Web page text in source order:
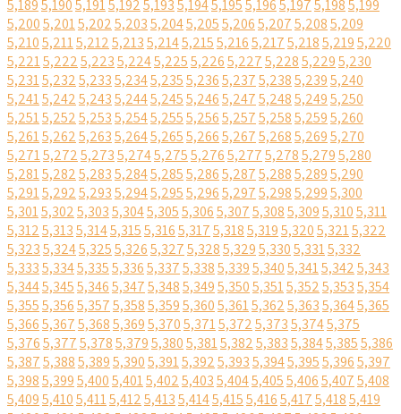
5,1895,1905,1915,1925,1935,1945,1955,1965,1975,1985,199
5,2005,2015,2025,2035,2045,2055,2065,2075,2085,209
5,2105,2115,2125,2135,2145,2155,2165,2175,2185,2195,220
5,2215,2225,2235,2245,2255,2265,2275,2285,2295,230
5,2315,2325,2335,2345,2355,2365,2375,2385,2395,240
5,2415,2425,2435,2445,2455,2465,2475,2485,2495,250
5,2515,2525,2535,2545,2555,2565,2575,2585,2595,260
5,2615,2625,2635,2645,2655,2665,2675,2685,2695,270
5,2715,2725,2735,2745,2755,2765,2775,2785,2795,280
5,2815,2825,2835,2845,2855,2865,2875,2885,2895,290
5,2915,2925,2935,2945,2955,2965,2975,2985,2995,300
5,3015,3025,3035,3045,3055,3065,3075,3085,3095,3105,311
5,3125,3135,3145,3155,3165,3175,3185,3195,3205,3215,322
5,3235,3245,3255,3265,3275,3285,3295,3305,3315,332
5,3335,3345,3355,3365,3375,3385,3395,3405,3415,3425,343
5,3445,3455,3465,3475,3485,3495,3505,3515,3525,3535,354
5,3555,3565,3575,3585,3595,3605,3615,3625,3635,3645,365
5,3665,3675,3685,3695,3705,3715,3725,3735,3745,375
5,3765,3775,3785,3795,3805,3815,3825,3835,3845,3855,386
5,3875,3885,3895,3905,3915,3925,3935,3945,3955,3965,397
5,3985,3995,4005,4015,4025,4035,4045,4055,4065,4075,408
5,4095,4105,4115,4125,4135,4145,4155,4165,4175,4185,419